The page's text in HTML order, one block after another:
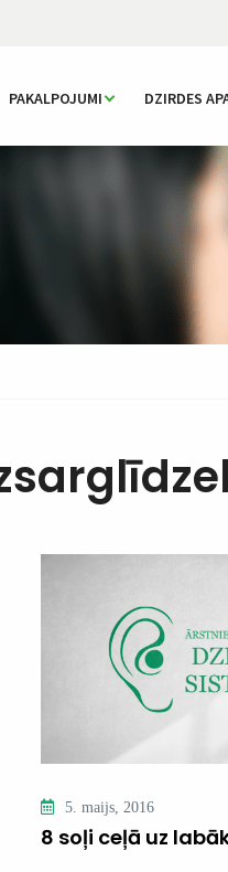
PAKALPOJUMI DZIRDES
5. maijs, 2016
8 soļi ceļā uz